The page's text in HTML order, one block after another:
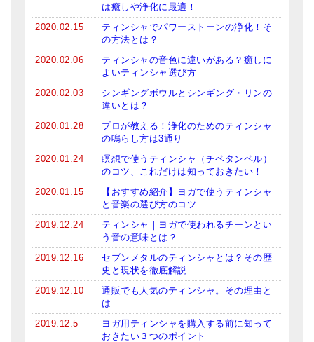
は癒しや浄化に最適！
2020.02.15
ティンシャでパワーストーンの浄化！そ
の方法とは？
2020.02.06
ティンシャの音色に違いがある？癒しに
よいティンシャ選び方
2020.02.03
シンギングボウルとシンギング・リンの
違いとは？
2020.01.28
プロが教える！浄化のためのティンシャ
の鳴らし方は3通り
2020.01.24
瞑想で使うティンシャ（チベタンベル）
のコツ、これだけは知っておきたい！
2020.01.15
【おすすめ紹介】ヨガで使うティンシャ
と音楽の選び方のコツ
2019.12.24
ティンシャ｜ヨガで使われるチーンとい
う音の意味とは？
2019.12.16
セブンメタルのティンシャとは？その歴
史と現状を徹底解説
2019.12.10
通販でも人気のティンシャ。その理由と
は
2019.12.5
ヨガ用ティンシャを購入する前に知って
おきたい３つのポイント